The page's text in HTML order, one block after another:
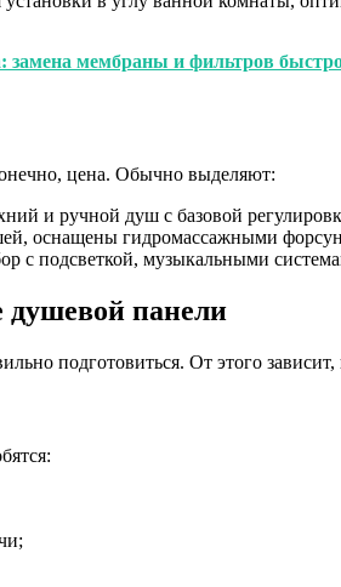
замена мембраны и фильтров
цена. Обычно выделяют:
и ручной душ с базовой
оснащены гидромассажными
с подсветкой, музыкальными
душевой панели
подготовиться. От этого